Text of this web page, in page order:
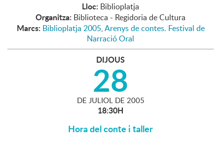
Lloc: Biblioplatja
Organitza: Biblioteca - Regidoria de Cultura
Marcs: Biblioplatja 2005,Arenys de contes. Festival de
Narració Oral
DIJOUS
28
DE JULIOL DE 2005
18:30H
Hora del conte i taller